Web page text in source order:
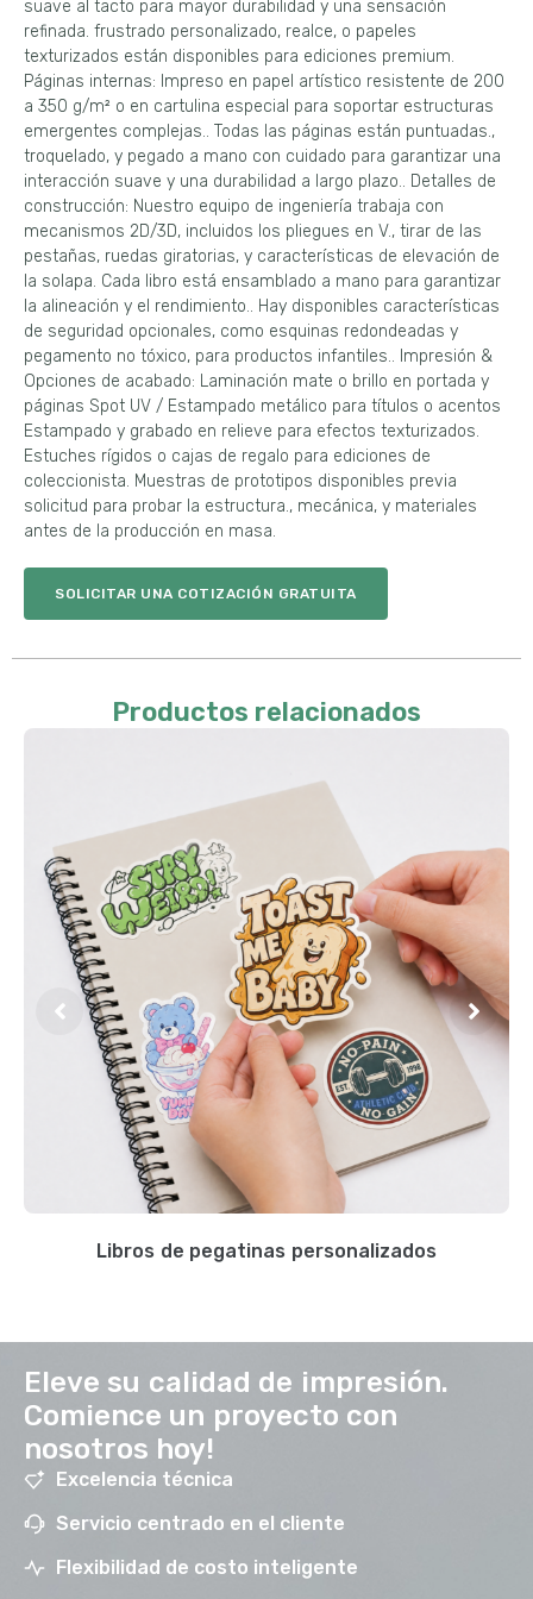
suave al tacto para mayor durabilidad y una sensación
refinada. frustrado personalizado, realce, o papeles
texturizados están disponibles para ediciones premium.
Páginas internas: Impreso en papel artístico resistente de 200
a 350 g/m² o en cartulina especial para soportar estructuras
emergentes complejas.. Todas las páginas están puntuadas.,
troquelado, y pegado a mano con cuidado para garantizar una
interacción suave y una durabilidad a largo plazo.. Detalles de
construcción: Nuestro equipo de ingeniería trabaja con
mecanismos 2D/3D, incluidos los pliegues en V., tirar de las
pestañas, ruedas giratorias, y características de elevación de
la solapa. Cada libro está ensamblado a mano para garantizar
la alineación y el rendimiento.. Hay disponibles características
de seguridad opcionales, como esquinas redondeadas y
pegamento no tóxico, para productos infantiles.. Impresión &
Opciones de acabado: Laminación mate o brillo en portada y
páginas Spot UV / Estampado metálico para títulos o acentos
Estampado y grabado en relieve para efectos texturizados.
Estuches rígidos o cajas de regalo para ediciones de
coleccionista. Muestras de prototipos disponibles previa
solicitud para probar la estructura., mecánica, y materiales
antes de la producción en masa.
SOLICITAR UNA COTIZACIÓN GRATUITA
Productos relacionados
Libros de pegatinas personalizados
Eleve su calidad de impresión.
Comience un proyecto con
nosotros hoy!
Excelencia técnica
Servicio centrado en el cliente
Flexibilidad de costo inteligente